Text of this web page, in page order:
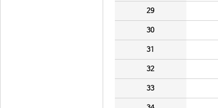
29
30
31
32
33